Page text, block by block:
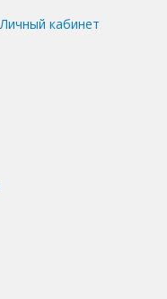
Личный кабинет